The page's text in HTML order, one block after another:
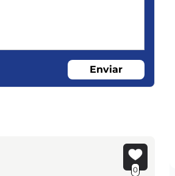
Enviar
0